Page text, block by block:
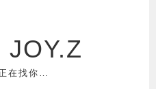
JOY.Z
在找你…